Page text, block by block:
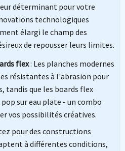
déterminant pour votre
technologiques
élargi le champ des
de repousser leurs limites.
flex: Les planches modernes
résistantes à l'abrasion pour
tandis que les boards flex
sur eau plate - un combo
vos possibilités créatives.
pour des constructions
à différentes conditions,